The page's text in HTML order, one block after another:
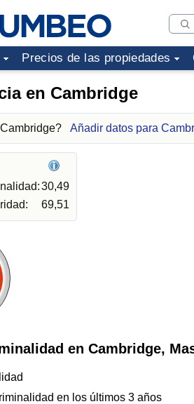
Precios de las propiedades
en Cambridge
Añadir datos para
30,49
69,51
en Cambridge,
en los últimos 3 años